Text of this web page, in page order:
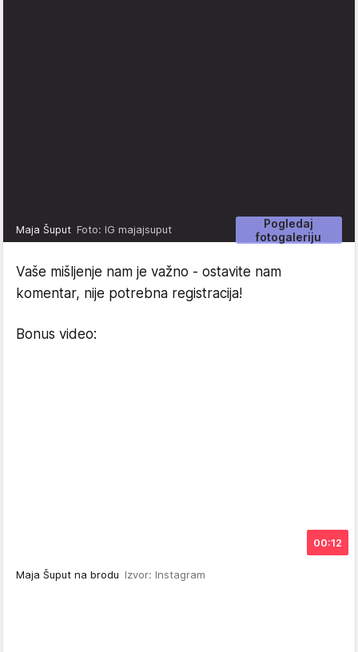
Pogledaj
fotogaleriju
Maja Šuput Foto: IG majajsuput
Vaše mišljenje nam je važno - ostavite nam
komentar, nije potrebna registracija!
Bonus video:
00:12
Maja Šuput na brodu Izvor: Instagram